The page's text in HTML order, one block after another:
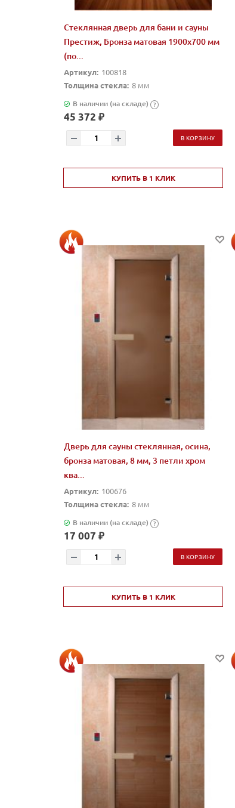
Стеклянная дверь для бани и сауны
Престиж, Бронза матовая 1900x700 мм
(по...
Артикул: 100818
Толщина стекла: 8 мм
В наличии (на складе) ?
45 372 ₽
В КОРЗИНУ
КУПИТЬ В 1 КЛИК
Дверь для сауны стеклянная, осина,
бронза матовая, 8 мм, 3 петли хром
ква...
Артикул: 100676
Толщина стекла: 8 мм
В наличии (на складе) ?
17 007 ₽
В КОРЗИНУ
КУПИТЬ В 1 КЛИК